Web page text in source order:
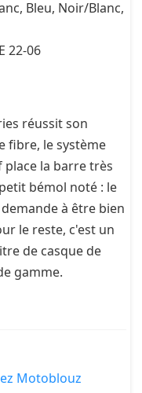
Bleu, Noir/Blanc,
22-06
réussit son
fibre, le système
place la barre très
bémol noté : le
à être bien
le reste, c'est un
de casque de
gamme.
Motoblouz